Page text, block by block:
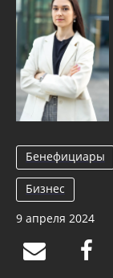
Бенефициары
Бизнес
9 апреля 2024